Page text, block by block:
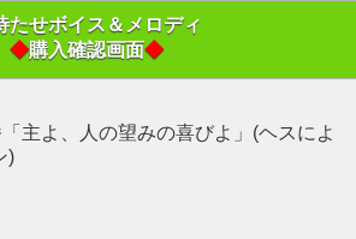
たせボイス＆メロディ
◆購入確認画面◆
主よ、人の望みの喜びよ」(ヘスによ
)